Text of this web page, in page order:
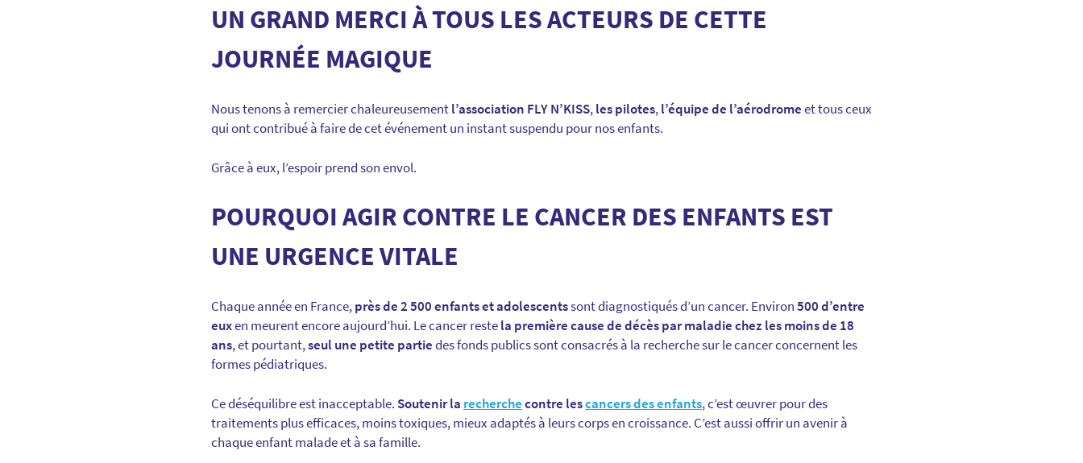
UN GRAND MERCI À TOUS LES ACTEURS DE CETTE
JOURNÉE MAGIQUE
Nous tenons à remercier chaleureusementl’association FLY N’KISS,les pilotes,l’équipe de l’aérodromeet tous ceux
qui ont contribué à faire de cet événement un instant suspendu pour nos enfants.
Grâce à eux, l’espoir prend son envol.
POURQUOI AGIR CONTRE LE CANCER DES ENFANTS EST
UNE URGENCE VITALE
Chaque année en France,près de 2 500 enfants et adolescentssont diagnostiqués d’un cancer. Environ500 d’entre
euxen meurent encore aujourd’hui. Le cancer restela première cause de décès par maladie chez les moins de 18
ans, et pourtant,seul une petite partiedes fonds publics sont consacrés à la recherche sur le cancer concernent les
formes pédiatriques.
Ce déséquilibre est inacceptable. Soutenir la recherchecontre lescancers des enfants, c’est œuvrer pour des
traitements plus efficaces, moins toxiques, mieux adaptés à leurs corps en croissance. C’est aussi offrir un avenir à
chaque enfant malade et à sa famille.